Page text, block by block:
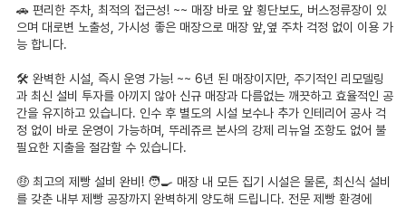
🚗 편리한 주차, 최적의 접근성! ~~ 매장 바로 앞 횡단보도, 버스정류장이 있
으며 대로변 노출성, 가시성 좋은 매장으로 매장 앞,옆 주차 걱정 없이 이용 가
능 합니다.
🛠️ 완벽한 시설, 즉시 운영 가능! ~~ 6년 된 매장이지만, 주기적인 리모델링
과 최신 설비 투자를 아끼지 않아 신규 매장과 다름없는 깨끗하고 효율적인 공
간을 유지하고 있습니다. 인수 후 별도의 시설 보수나 추가 인테리어 공사 걱
정 없이 바로 운영이 가능하며, 뚜레쥬르 본사의 강제 리뉴얼 조항도 없어 불
필요한 지출을 절감할 수 있습니다.
🤑 최고의 제빵 설비 완비! 🧑‍🍳 매장 내 모든 집기 시설은 물론, 최신식 설비
를 갖춘 내부 제빵 공장까지 완벽하게 양도해 드립니다. 전문 제빵 환경에